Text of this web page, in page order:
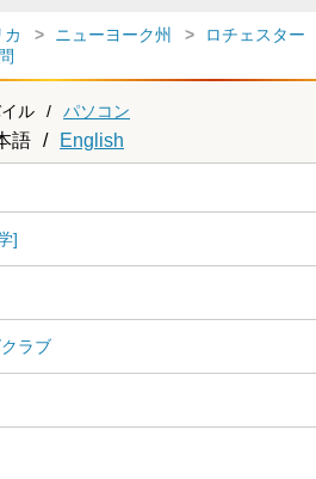
カ ニューヨーク州
ロチェスター
ル / パソコン
語 / English
]
ラブ